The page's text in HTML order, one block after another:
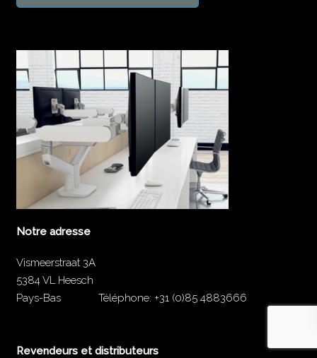
Notre adresse
Vismeerstraat 3A
5384 VL Heesch
Pays-Bas
Téléphone: +31 (0)85 4883666
Revendeurs et distributeurs